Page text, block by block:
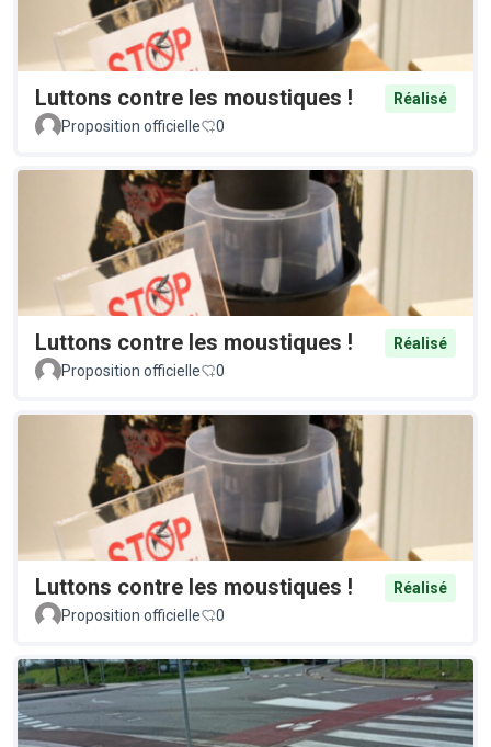
Luttons contre les moustiques !
Réalisé
Proposition officielle
0
Luttons contre les moustiques !
Réalisé
Proposition officielle
0
Luttons contre les moustiques !
Réalisé
Proposition officielle
0